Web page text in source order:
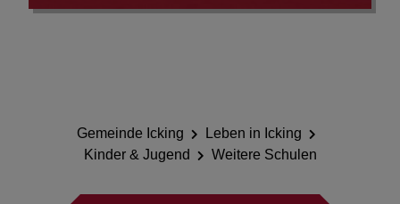
Gemeinde Icking
Leben in Icking
Kinder & Jugend
Weitere Schulen